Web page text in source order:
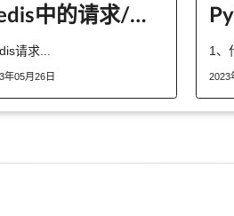
Redis中的请求/响应模式可以做什么
请求...
年05月26日
1、
2023